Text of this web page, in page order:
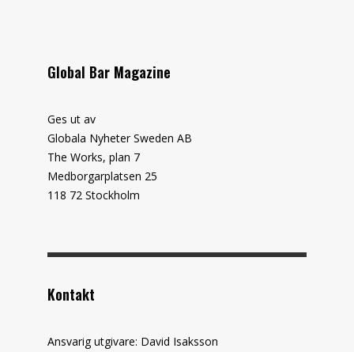
Global Bar Magazine
Ges ut av
Globala Nyheter Sweden AB
The Works, plan 7
Medborgarplatsen 25
118 72 Stockholm
Kontakt
Ansvarig utgivare: David Isaksson